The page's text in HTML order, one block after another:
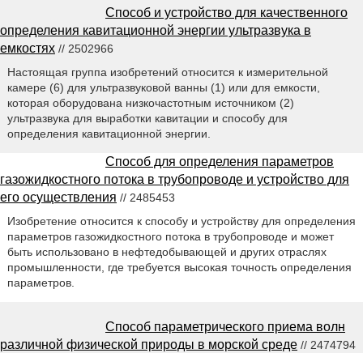
Способ и устройство для качественного
определения кавитационной энергии ультразвука в
емкостях // 2502966
Настоящая группа изобретений относится к измерительной
камере (6) для ультразвуковой ванны (1) или для емкости,
которая оборудована низкочастотным источником (2)
ультразвука для выработки кавитации и способу для
определения кавитационной энергии.
Способ для определения параметров
газожидкостного потока в трубопроводе и устройство для
его осуществления // 2485453
Изобретение относится к способу и устройству для определения
параметров газожидкостного потока в трубопроводе и может
быть использовано в нефтедобывающей и других отраслях
промышленности, где требуется высокая точность определения
параметров.
Способ параметрического приема волн
различной физической природы в морской среде // 2474794